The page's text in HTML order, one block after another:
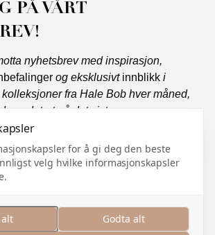
PÅ VÅRT
nyhetsbrev med inspirasjon,
og eksklusivt innblikk i
fra Hale Bob hver måned,
oppdatert på det siste.
Abonner
.
for å gi deg den beste
velg hvilke informasjonskapsler
Godta alt